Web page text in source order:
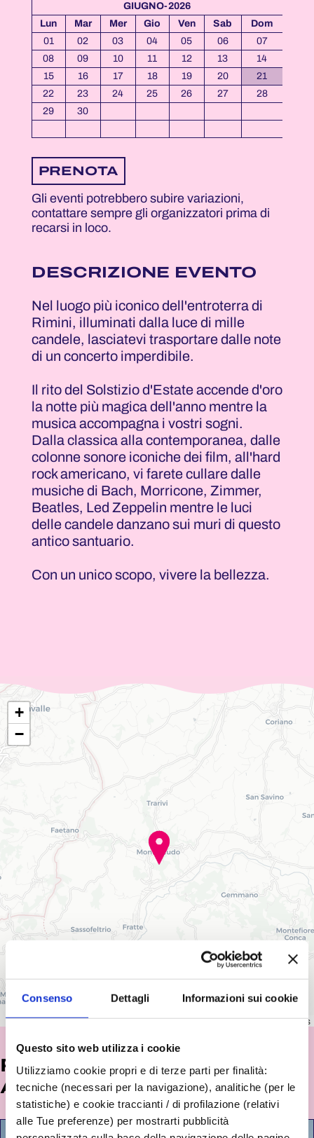
Consenso Dettagli Informazioni sui cookie
Questo sito web utilizza i cookie
Utilizziamo cookie propri e di terze parti per finalità:
tecniche (necessari per la navigazione), analitiche (per le
statistiche) e cookie traccianti / di profilazione (relativi
alle Tue preferenze) per mostrarti pubblicità
GIUGNO-2026
Lun
Mar Mer Gio Ven Sab
Dom
01
02 03 04 05 06
07
08
09 10 11 12 13
14
15
16 17 18 19 20
21
22
23 24 25 26 27
28
29
30
PRENOTA
Gli eventi potrebbero subire variazioni,
contattare sempre gli organizzatori prima di
recarsi in loco.
DESCRIZIONE EVENTO
Nel luogo più iconico dell'entroterra di
Rimini, illuminati dalla luce di mille
candele, lasciatevi trasportare dalle note
di un concerto imperdibile.
Il rito del Solstizio d'Estate accende d'oro
la notte più magica dell'anno mentre la
musica accompagna i vostri sogni.
Dalla classica alla contemporanea, dalle
colonne sonore iconiche dei film, all'hard
rock americano, vi farete cullare dalle
musiche di Bach, Morricone, Zimmer,
Beatles, Led Zeppelin mentre le luci
delle candele danzano sui muri di questo
antico santuario.
Con un unico scopo, vivere la bellezza.
+
−
Leaflet|©OpenStreetMapcontributors
POTREBBE INTERESSARTI
ANCHE...